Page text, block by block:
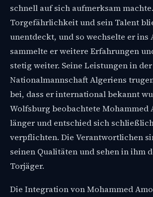
schnell auf sich aufmerksam
Torgefährlichkeit und sein Talent
unentdeckt, und so wechselte er ins
sammelte er weitere Erfahrungen
stetig weiter. Seine Leistungen in der
Nationalmannschaft Algeriens
bei, dass er international bekannt
Wolfsburg beobachtete Mohammed
länger und entschied sich
verpflichten. Die Verantwortlichen
seinen Qualitäten und sehen in ihm
Torjäger.
Die Integration von Mohammed